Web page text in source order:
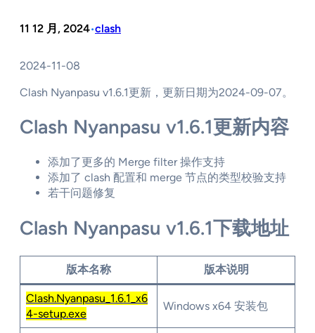
11 12 月, 2024•clash
2024-11-08
Clash Nyanpasu v1.6.1更新，更新日期为2024-09-07。
Clash Nyanpasu v1.6.1更新内容
添加了更多的 Merge filter 操作支持
添加了 clash 配置和 merge 节点的类型校验支持
若干问题修复
Clash Nyanpasu v1.6.1下载地址
版本名称 版本说明
Clash.Nyanpasu_1.6.1_x6
4-setup.exe
Windows x64 安装包